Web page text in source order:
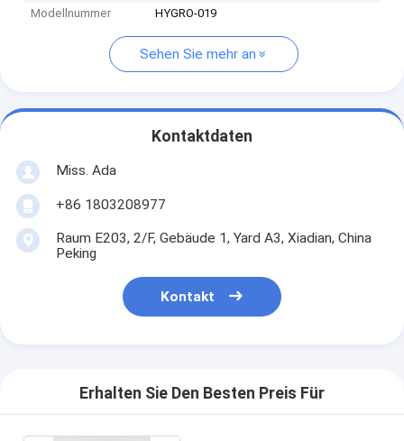
Modellnummer
HYGRO-019
Sehen Sie mehr an
Kontaktdaten
Miss. Ada
+86 1803208977
Raum E203, 2/F, Gebäude 1, Yard A3, Xiadian, China
Peking
Kontakt
Erhalten Sie Den Besten Preis Für